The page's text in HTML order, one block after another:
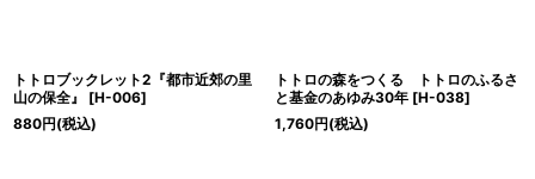
トトロブックレット2『都市近郊の里
山の保全』
[H-006]
880円(税込)
トトロの森をつくる トトロのふるさ
と基金のあゆみ30年 [H-038]
1,760円(税込)